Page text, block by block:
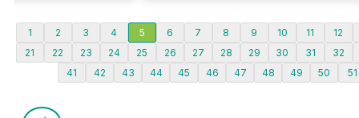
1 2 3 4 5 6 7 8 9 10 11
12
21
22 23 24 25 26 27 28 29 30 31
32
41
42 43 44 45 46 47 48 49 50 51